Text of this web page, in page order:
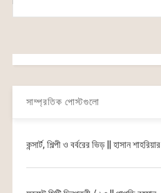
সাম্প্রতিক পোস্টগুলো
কন্সার্ট, শিল্পী ও বর্বরের ভিড় || হাসান শাহরিয়ার